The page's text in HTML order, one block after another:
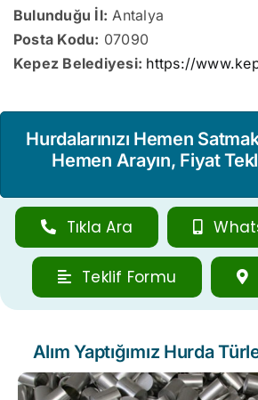
Bulunduğu İl: Antalya
Posta Kodu: 07090
Kepez Belediyesi: https://
Hurdalarınızı Hemen
Hemen Arayın, Fiyat
Tıkla Ara
Teklif Formu
Alım Yaptığımız Hurda